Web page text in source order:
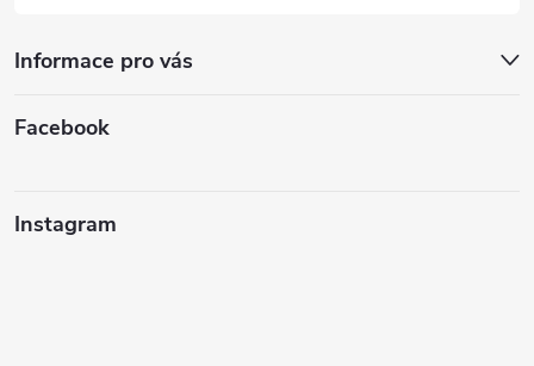
Informace pro vás
Facebook
Instagram